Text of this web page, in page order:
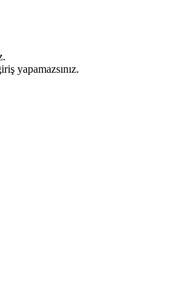
yapamazsınız.